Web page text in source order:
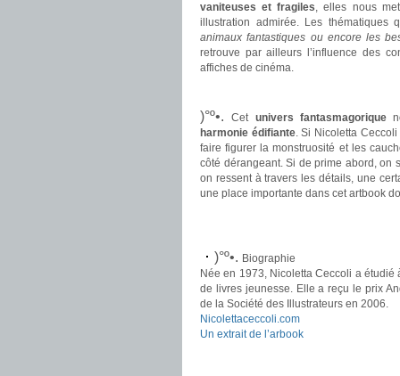
vaniteuses et fragiles, elles nous
illustration admirée. Les thématiques
animaux fantastiques ou encore les
retrouve par ailleurs l’influence des
affiches de cinéma.
)°º•.Cet univers fantasmagorique
harmonie édifiante. Si Nicoletta
faire figurer la monstruosité et les
côté dérangeant. Si de prime abord, on
on ressent à travers les détails, une
une place importante dans cet artbook
)°º•. Biographie
Née en 1973, Nicoletta Ceccoli a étudié
de livres jeunesse. Elle a reçu le prix
de la Société des Illustrateurs en 2006.
Nicolettaceccoli.com
Un extrait de l’arbook